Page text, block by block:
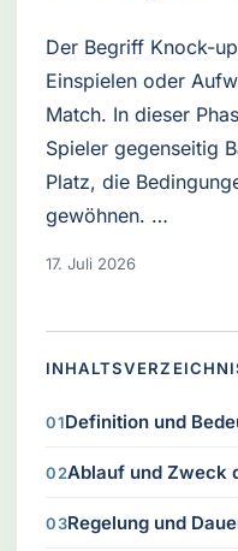
Der Begriff Knock-
Einspielen oder
Match. In dieser
Spieler gegenseitig
Platz, die
gewöhnen. …
17. Juli 2026
Definition und
Ablauf und Zweck
Regelung und